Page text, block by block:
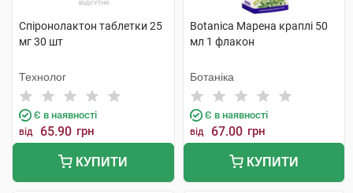
Спіронолактон таблетки 25
мг 30 шт
Технолог
Є в наявності
від 65.90 грн
КУПИТИ
Botanica Марена краплі 50
мл 1 флакон
Ботаніка
Є в наявності
від 67.00 грн
КУПИТИ